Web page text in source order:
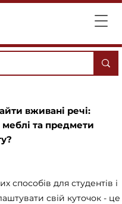
вживані речі:
та предмети
способів для студентів і
свій куточок - це